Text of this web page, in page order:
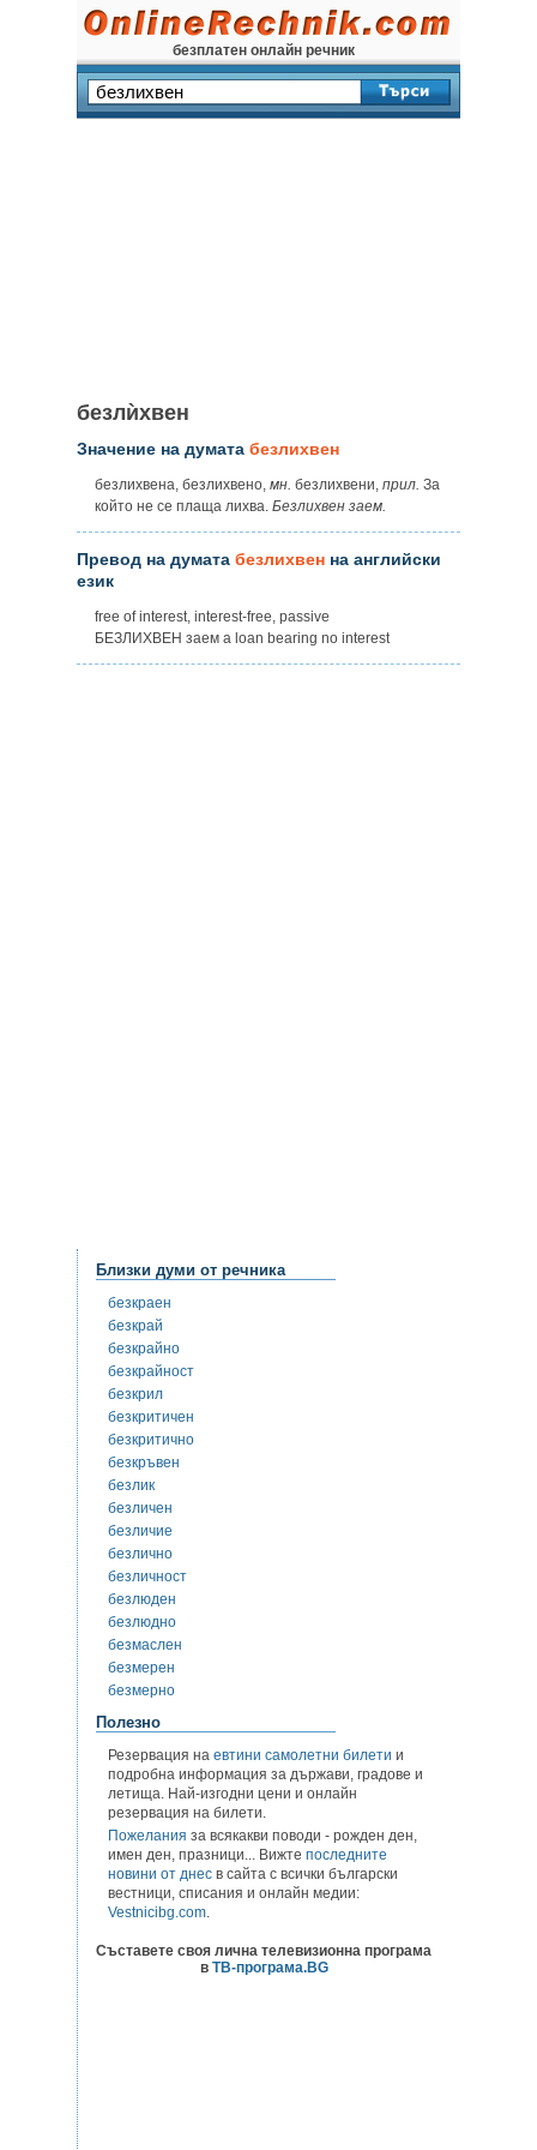
безплатен онлайн речник
безлѝхвен
Значение на думата безлихвен
безлихвена, безлихвено, мн. безлихвени, прил. За
който не се плаща лихва. Безлихвен заем.
Превод на думата безлихвен на английски
език
free of interest, interest-free, passive
БЕЗЛИХВЕН заем a loan bearing no interest
Близки думи от речника
безкраен
безкрай
безкрайно
безкрайност
безкрил
безкритичен
безкритично
безкръвен
безлик
безличен
безличие
безлично
безличност
безлюден
безлюдно
безмаслен
безмерен
безмерно
Полезно
Резервация на евтини самолетни билети и
подробна информация за държави, градове и
летища. Най-изгодни цени и онлайн
резервация на билети.
Пожелания за всякакви поводи - рожден ден,
имен ден, празници... Вижте последните
новини от днес в сайта с всички български
вестници, списания и онлайн медии:
Vestnicibg.com.
Съставете своя лична телевизионна програма
в ТВ-програма.BG